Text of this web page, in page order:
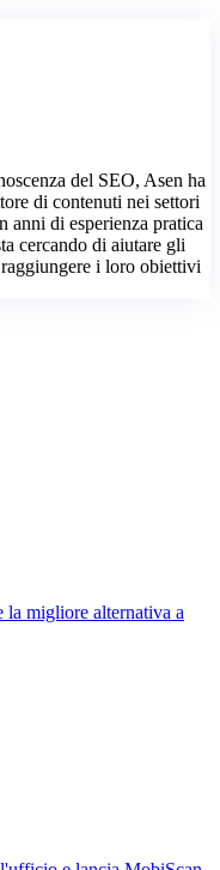
del SEO, Asen ha
di contenuti nei settori
anni di esperienza pratica
cercando di aiutare gli
i loro obiettivi
migliore alternativa a